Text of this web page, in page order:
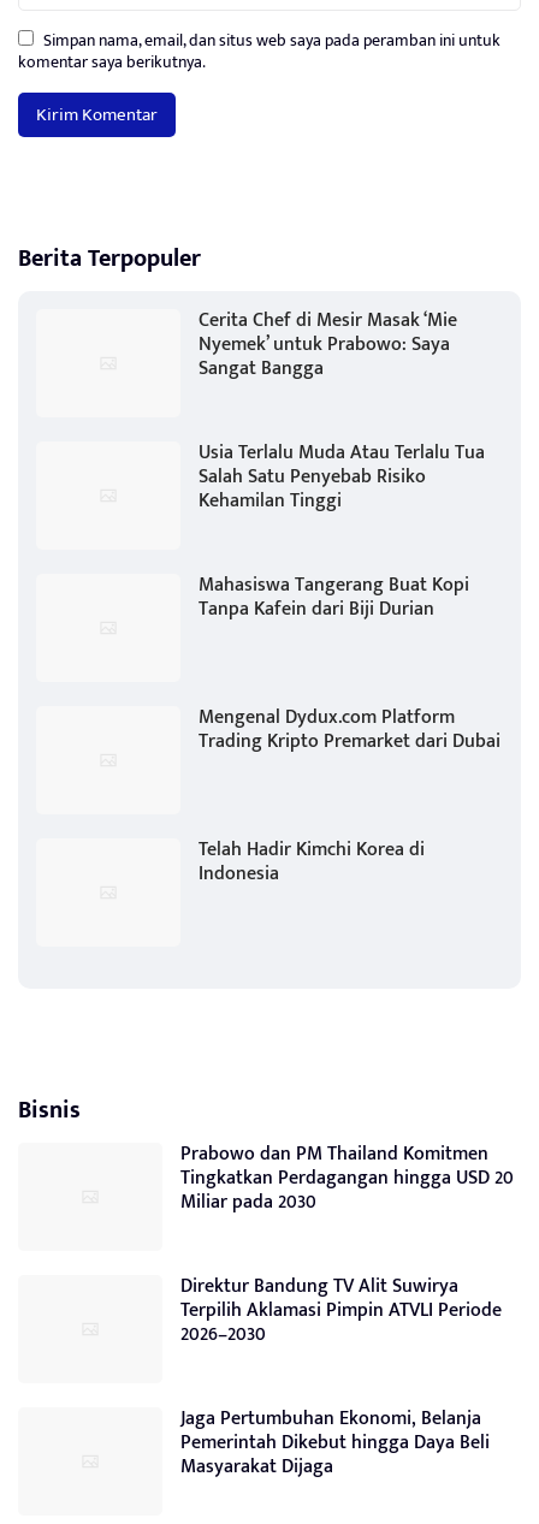
Simpan nama, email, dan situs web saya pada peramban ini untuk
komentar saya berikutnya.
Berita Terpopuler
Cerita Chef di Mesir Masak ‘Mie
Nyemek’ untuk Prabowo: Saya
Sangat Bangga
Usia Terlalu Muda Atau Terlalu Tua
Salah Satu Penyebab Risiko
Kehamilan Tinggi
Mahasiswa Tangerang Buat Kopi
Tanpa Kafein dari Biji Durian
Mengenal Dydux.com Platform
Trading Kripto Premarket dari Dubai
Telah Hadir Kimchi Korea di
Indonesia
Bisnis
Prabowo dan PM Thailand Komitmen
Tingkatkan Perdagangan hingga USD 20
Miliar pada 2030
Direktur Bandung TV Alit Suwirya
Terpilih Aklamasi Pimpin ATVLI Periode
2026–2030
Jaga Pertumbuhan Ekonomi, Belanja
Pemerintah Dikebut hingga Daya Beli
Masyarakat Dijaga